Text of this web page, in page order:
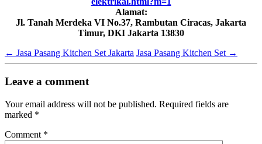
Alamat:
Jl. Tanah Merdeka VI No.37, Rambutan Ciracas, Jakarta
Timur, DKI Jakarta 13830
← Jasa Pasang Kitchen Set Jakarta Jasa Pasang Kitchen Set →
Leave a comment
Your email address will not be published. Required fields are
marked *
Comment *